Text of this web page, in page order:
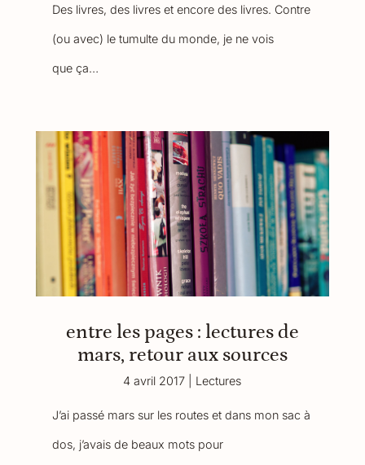
Des livres, des livres et encore des livres. Contre
(ou avec) le tumulte du monde, je ne vois
que ça…
entre les pages : lectures de
mars, retour aux sources
4 avril 2017 Lectures
J’ai passé mars sur les routes et dans mon sac à
dos, j’avais de beaux mots pour